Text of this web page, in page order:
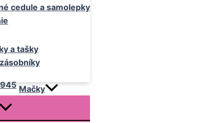
cedule a samolepky
a tašky
Mačky